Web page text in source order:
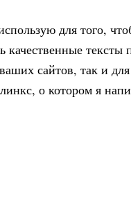
для того,
качественные
сайтов, так и
о котором я